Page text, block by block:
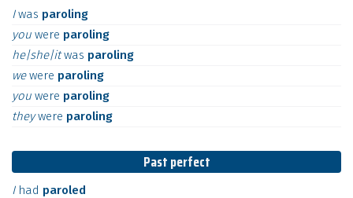
Iwas paroling
you were paroling
he|she|itwas paroling
wewere paroling
you were paroling
theywere paroling
Past perfect
I had paroled